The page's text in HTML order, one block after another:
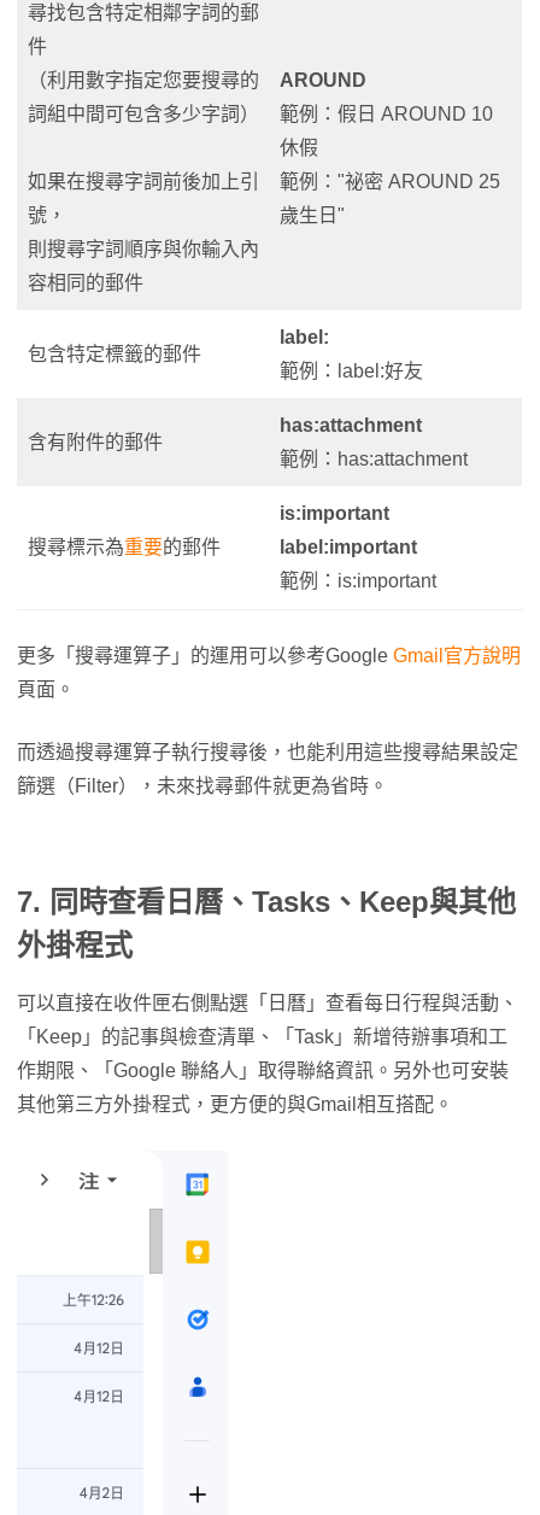
尋找包含特定相鄰字詞的郵
件
（利用數字指定您要搜尋的
詞組中間可包含多少字詞）
如果在搜尋字詞前後加上引
號，
則搜尋字詞順序與你輸入內
容相同的郵件
AROUND
範例：假日 AROUND 10
休假
範例："祕密 AROUND 25
歲生日"
包含特定標籤的郵件
label:
範例：label:好友
含有附件的郵件
has:attachment
範例：has:attachment
搜尋標示為重要的郵件
is:important
label:important
範例：is:important
更多「搜尋運算子」的運用可以參考Google Gmail官方說明
頁面。
而透過搜尋運算子執行搜尋後，也能利用這些搜尋結果設定
篩選（Filter），未來找尋郵件就更為省時。
7. 同時查看日曆、Tasks、Keep與其他
外掛程式
可以直接在收件匣右側點選「日曆」查看每日行程與活動、
「Keep」的記事與檢查清單、「Task」新增待辦事項和工
作期限、「Google 聯絡人」取得聯絡資訊。另外也可安裝
其他第三方外掛程式，更方便的與Gmail相互搭配。